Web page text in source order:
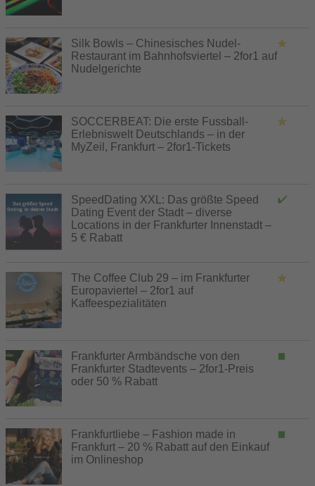
Silk Bowls – Chinesisches Nudel-
Restaurant im Bahnhofsviertel – 2for1 auf
Nudelgerichte
SOCCERBEAT: Die erste Fussball-
Erlebniswelt Deutschlands – in der
MyZeil, Frankfurt – 2for1-Tickets
SpeedDating XXL: Das größte Speed
Dating Event der Stadt – diverse
Locations in der Frankfurter Innenstadt –
5 € Rabatt
The Coffee Club 29 – im Frankfurter
Europaviertel – 2for1 auf
Kaffeespezialitäten
Frankfurter Armbändsche von den
Frankfurter Stadtevents – 2for1-Preis
oder 50 % Rabatt
Frankfurtliebe – Fashion made in
Frankfurt – 20 % Rabatt auf den Einkauf
im Onlineshop